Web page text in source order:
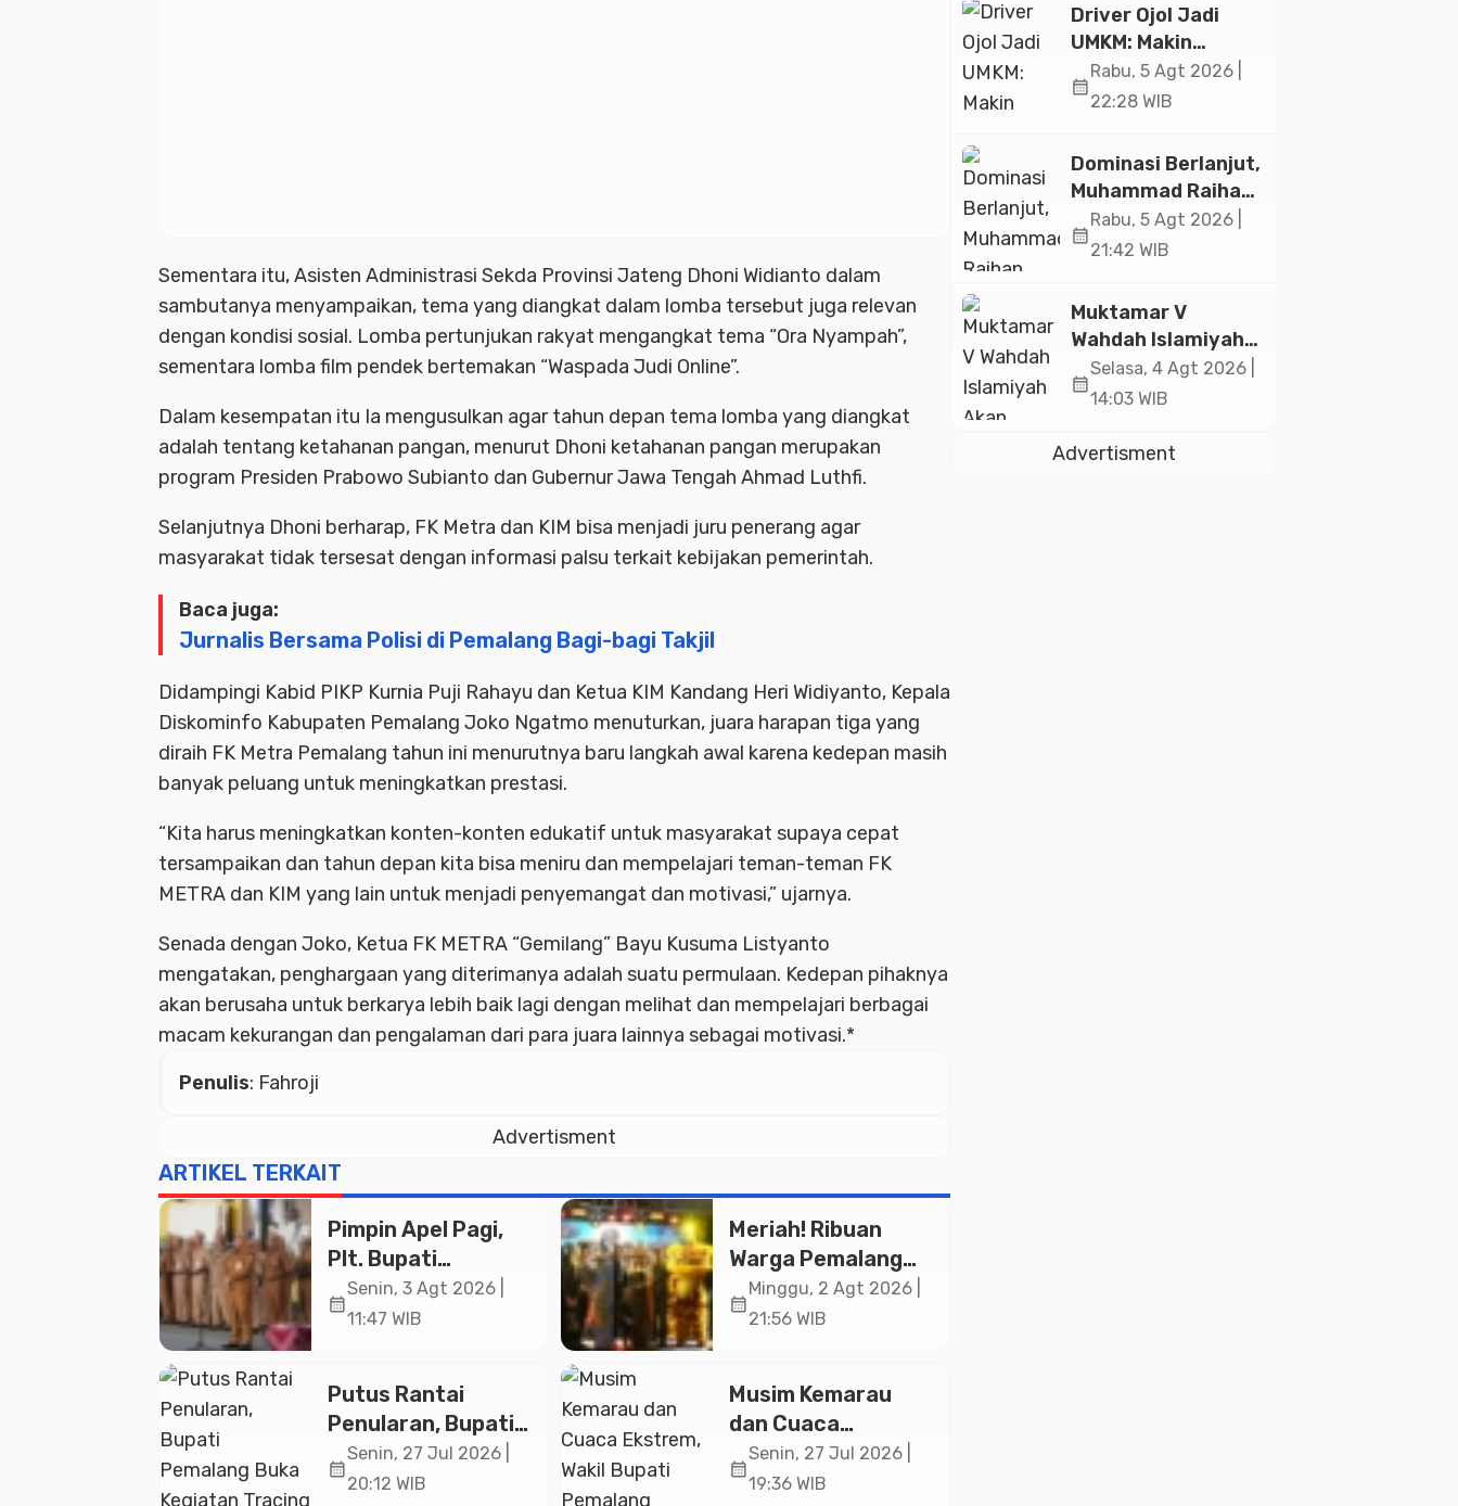
Sementara itu, Asisten Administrasi Sekda Provinsi Jateng Dhoni Widianto dalam
sambutanya menyampaikan, tema yang diangkat dalam lomba tersebut juga relevan
dengan kondisi sosial. Lomba pertunjukan rakyat mengangkat tema “Ora Nyampah”,
sementara lomba film pendek bertemakan “Waspada Judi Online”.
Dalam kesempatan itu Ia mengusulkan agar tahun depan tema lomba yang diangkat
adalah tentang ketahanan pangan, menurut Dhoni ketahanan pangan merupakan
program Presiden Prabowo Subianto dan Gubernur Jawa Tengah Ahmad Luthfi.
Selanjutnya Dhoni berharap, FK Metra dan KIM bisa menjadi juru penerang agar
masyarakat tidak tersesat dengan informasi palsu terkait kebijakan pemerintah.
Baca juga:
Jurnalis Bersama Polisi di Pemalang Bagi-bagi Takjil
Didampingi Kabid PIKP Kurnia Puji Rahayu dan Ketua KIM Kandang Heri Widiyanto, Kepala
Diskominfo Kabupaten Pemalang Joko Ngatmo menuturkan, juara harapan tiga yang
diraih FK Metra Pemalang tahun ini menurutnya baru langkah awal karena kedepan masih
banyak peluang untuk meningkatkan prestasi.
“Kita harus meningkatkan konten-konten edukatif untuk masyarakat supaya cepat
tersampaikan dan tahun depan kita bisa meniru dan mempelajari teman-teman FK
METRA dan KIM yang lain untuk menjadi penyemangat dan motivasi,” ujarnya.
Senada dengan Joko, Ketua FK METRA “Gemilang” Bayu Kusuma Listyanto
mengatakan, penghargaan yang diterimanya adalah suatu permulaan. Kedepan pihaknya
akan berusaha untuk berkarya lebih baik lagi dengan melihat dan mempelajari berbagai
macam kekurangan dan pengalaman dari para juara lainnya sebagai motivasi.*
Penulis: Fahroji
Advertisment
ARTIKEL TERKAIT
Pimpin Apel Pagi,
Plt. Bupati
Pemalang
Tekankan Disiplin
Publik
calendar_month
Senin, 3 Agt 2026 |
11:47 WIB
Meriah! Ribuan
Warga Pemalang
Padati Kirab
Festival Kamir
calendar_month
Minggu, 2 Agt 2026 |
21:56 WIB
Putus Rantai
Penularan, Bupati
Pemalang Buka
Kegiatan Tracing
calendar_month
Senin, 27 Jul 2026 |
20:12 WIB
Musim Kemarau
dan Cuaca
Ekstrem, Wakil
Bupati Pemalang
calendar_month
Senin, 27 Jul 2026 |
19:36 WIB
Driver Ojol Jadi
UMKM: Makin
Sejahtera atau
Merana? Ini
Paramadina
calendar_month
Rabu, 5 Agt 2026 |
22:28 WIB
Dominasi Berlanjut,
Muhammad Raihan
Fadila Sabet Emas
Kyorugi di Asian
Indonesia Open
2026
calendar_month
Rabu, 5 Agt 2026 |
21:42 WIB
Muktamar V
Wahdah Islamiyah
Akan Kukuhkan
10.000 Guru Al-
Istiqlal
calendar_month
Selasa, 4 Agt 2026 |
14:03 WIB
Advertisment